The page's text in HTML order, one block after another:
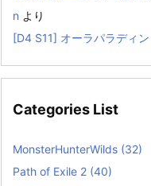
n より
[D4 S11] オーラパラディ
Categories List
MonsterHunterWilds (32)
Path of Exile 2 (40)